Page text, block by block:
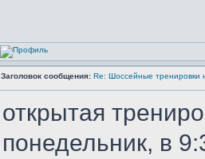
Заголовок сообщения: Re: Шоссейные тренировки
открытая
понедельник, в